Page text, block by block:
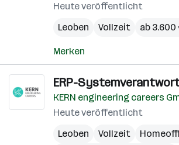
Heute veröffentlicht
Leoben
Vollzeit ab
Merken
ERP-
KERN engineering careers
Heute veröffentlicht
Leoben
Vollzeit